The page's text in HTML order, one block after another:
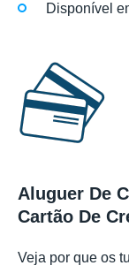
Disponível
Aluguer De
Cartão De
Veja por que os